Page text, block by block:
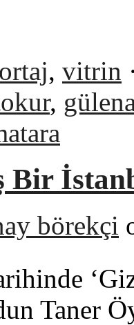
, vitrin
,
Bir
börekçi
Taner